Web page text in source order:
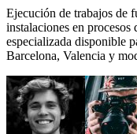
Ejecución de trabajos de
instalaciones en procesos
especializada disponible
Barcelona, Valencia y